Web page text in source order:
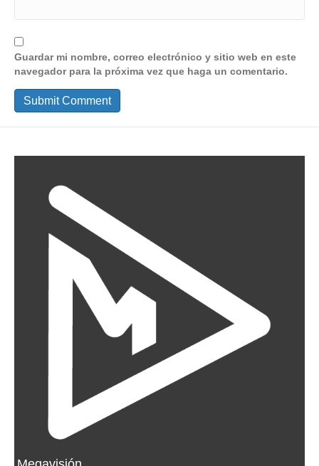
Guardar mi nombre, correo electrónico y sitio web en este
navegador para la próxima vez que haga un comentario.